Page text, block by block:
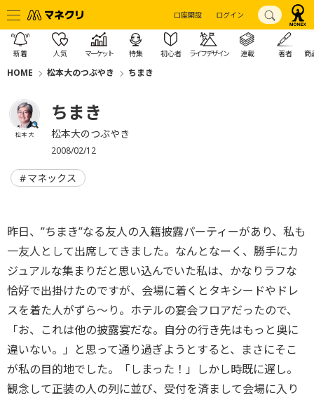
口座開設 ログイン
新着 人気 マーケット 特集 初心者 ライフデザイン 連載 著者 商
HOME 松本大のつぶやき ちまき
松本 大
ちまき
松本大のつぶやき
2008/02/12
マネックス
昨日、”ちまき”なる友人の入籍披露パーティーがあり、私も
一友人として出席してきました。なんとなーく、勝手にカ
ジュアルな集まりだと思い込んでいた私は、かなりラフな
恰好で出掛けたのですが、会場に着くとタキシードやドレ
スを着た人がずら〜り。ホテルの宴会フロアだったので、
「お、これは他の披露宴だな。自分の行き先はもっと奥に
違いない。」と思って通り過ぎようとすると、まさにそこ
が私の目的地でした。「しまった！」しかし時既に遅し。
観念して正装の人の列に並び、受付を済まして会場に入り